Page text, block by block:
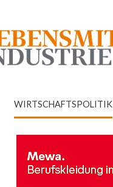
WIRTSCHAFTSPOLITIK